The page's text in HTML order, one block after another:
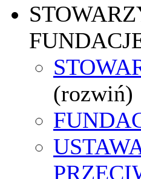
(rozwiń)